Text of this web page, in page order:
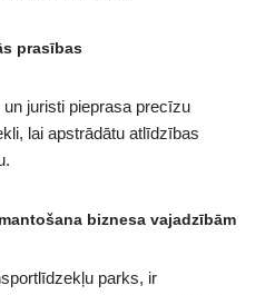
prasības
juristi pieprasa precīzu
lai apstrādātu atlīdzības
biznesa vajadzībām
parks, ir